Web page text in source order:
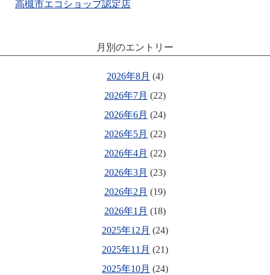
高槻市エコショップ認定店
月別のエントリー
2026年8月 (4)
2026年7月 (22)
2026年6月 (24)
2026年5月 (22)
2026年4月 (22)
2026年3月 (23)
2026年2月 (19)
2026年1月 (18)
2025年12月 (24)
2025年11月 (21)
2025年10月 (24)